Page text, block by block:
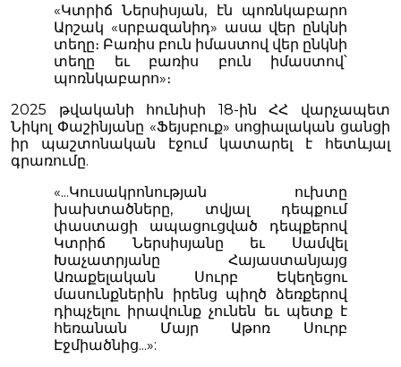
«Կտրիճ Ներսիսյան, էն պոռնկաբարո
Արշակ «սրբազանիդ» ասա վեր ընկնի
տեղը։ Բառիս բուն իմաստով վեր ընկնի
տեղը եւ բառիս բուն իմաստով՝
պոռնկաբարո»։
2025 թվականի հունիսի 18-ին ՀՀ վարչապետ
Նիկոլ Փաշինյանը «Ֆեյսբուք» սոցիալական ցանցի
իր պաշտոնական էջում կատարել է հետևյալ
գրառումը.
«...Կուսակրոնության ուխտը
խախտածները, տվյալ դեպքում
փաստացի ապացուցված դեպքերով
Կտրիճ Ներսիսյանը եւ Սամվել
Խաչատրյանը Հայաստանյայց
Առաքելական Սուրբ Եկեղեցու
մասունքներին իրենց պիղծ ձեռքերով
դիպչելու իրավունք չունեն եւ պետք է
հեռանան Մայր Աթոռ Սուրբ
Էջմիածնից...»: